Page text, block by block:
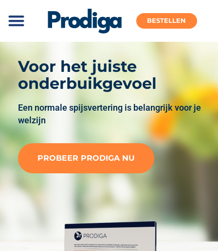
BESTELLEN
Voor het juiste
onderbuikgevoel
Een normale spijsvertering is belangrijk voor je
welzijn
PROBEER PRODIGA NU